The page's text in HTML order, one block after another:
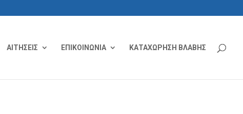
ΑΙΤΗΣΕΙΣ ΕΠΙΚΟΙΝΩΝΙΑ ΚΑΤΑΧΩΡΗΣΗ ΒΛΑΒΗΣ